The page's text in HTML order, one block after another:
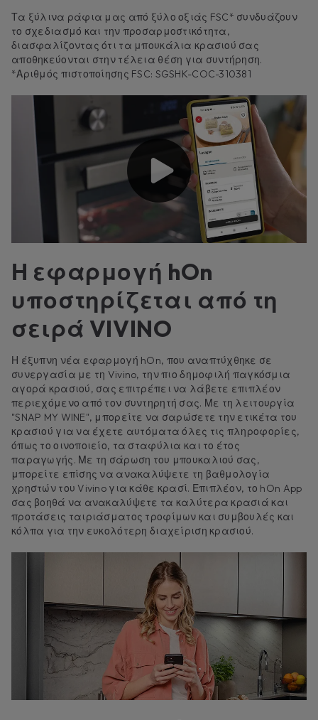
Τα ξύλινα ράφια μας από ξύλο οξιάς FSC* συνδυάζουν
το σχεδιασμό και την προσαρμοστικότητα,
διασφαλίζοντας ότι τα μπουκάλια κρασιού σας
αποθηκεύονται στην τέλεια θέση για συντήρηση.
*Αριθμός πιστοποίησης FSC: SGSHK-COC-310381
Η εφαρμογή hOn
υποστηρίζεται από τη
σειρά VIVINO
Η έξυπνη νέα εφαρμογή hOn, που αναπτύχθηκε σε
συνεργασία με τη Vivino, την πιο δημοφιλή παγκόσμια
αγορά κρασιού, σας επιτρέπει να λάβετε επιπλέον
περιεχόμενο από τον συντηρητή σας. Με τη λειτουργία
"SNAP MY WINE", μπορείτε να σαρώσετε την ετικέτα του
κρασιού για να έχετε αυτόματα όλες τις πληροφορίες,
όπως το οινοποιείο, τα σταφύλια και το έτος
παραγωγής. Με τη σάρωση του μπουκαλιού σας,
μπορείτε επίσης να ανακαλύψετε τη βαθμολογία
χρηστών του Vivino για κάθε κρασί. Επιπλέον, το hOn App
σας βοηθά να ανακαλύψετε τα καλύτερα κρασιά και
προτάσεις ταιριάσματος τροφίμων και συμβουλές και
κόλπα για την ευκολότερη διαχείριση κρασιού.